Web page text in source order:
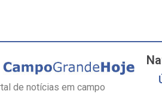
de notícias em campo